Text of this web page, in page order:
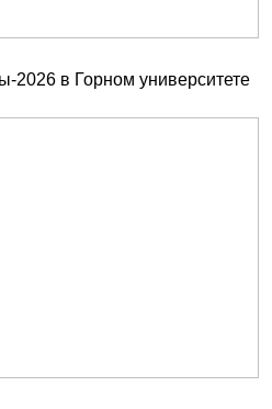
2026 в Горном университете